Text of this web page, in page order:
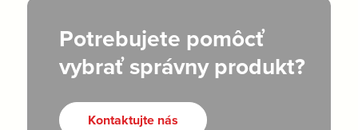
Potrebujete pomôcť
vybrať správny produkt?
Kontaktujte nás